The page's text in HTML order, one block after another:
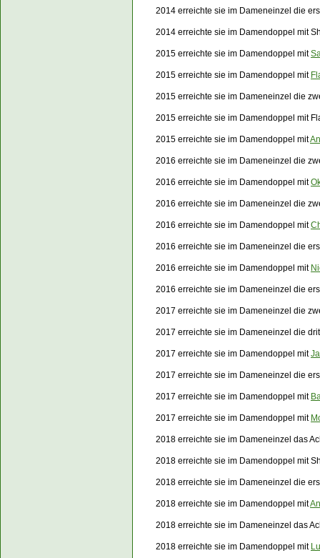
2014 erreichte sie im Dameneinzel die
2014 erreichte sie im Damendoppel mit
2015 erreichte sie im Damendoppel mit
2015 erreichte sie im Damendoppel mit
2015 erreichte sie im Dameneinzel die
2015 erreichte sie im Damendoppel mit
2015 erreichte sie im Damendoppel mit
2016 erreichte sie im Dameneinzel die
2016 erreichte sie im Damendoppel mit
2016 erreichte sie im Dameneinzel die
2016 erreichte sie im Damendoppel mit
2016 erreichte sie im Dameneinzel die
2016 erreichte sie im Damendoppel mit
2016 erreichte sie im Dameneinzel die
2017 erreichte sie im Dameneinzel die
2017 erreichte sie im Dameneinzel die
2017 erreichte sie im Damendoppel mit
2017 erreichte sie im Dameneinzel die
2017 erreichte sie im Damendoppel mit
2017 erreichte sie im Damendoppel mit
2018 erreichte sie im Dameneinzel das
2018 erreichte sie im Damendoppel mit
2018 erreichte sie im Dameneinzel die
2018 erreichte sie im Damendoppel mit
2018 erreichte sie im Dameneinzel das
2018 erreichte sie im Damendoppel mit